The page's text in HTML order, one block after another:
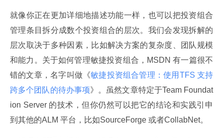
就像你正在更加详细地描述功能一样，也可以把投资组合
管理条目拆分成数个投资组合的层次。我们会发现拆解的
层次取决于多种因素，比如解决方案的复杂度、团队规模
和能力。关于如何管理敏捷投资组合，MSDN 有一篇很不
错的文章，名字叫做《敏捷投资组合管理：使用TFS 支持
跨多个团队的待办事项》。虽然文章特定于Team Foundat
ion Server 的技术，但你仍然可以把它的结论和实践引申
到其他的ALM 平台，比如SourceForge 或者CollabNet。